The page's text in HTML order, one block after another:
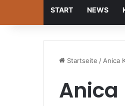
START NEWS
Startseite / Anica
Anica